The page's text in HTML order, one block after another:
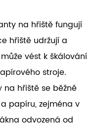
na hřiště fungují
hřiště udržují a
vést k škálování
stroje.
hřiště se běžně
papíru, zejména v
odvozená od